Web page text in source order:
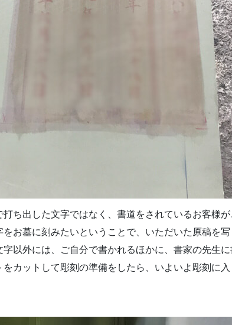
ち出した文字ではなく、書道をされているお客様
お墓に刻みたいということで、いただいた原稿を
以外には、ご自分で書かれるほかに、書家の先生
カットして彫刻の準備をしたら、いよいよ彫刻に入